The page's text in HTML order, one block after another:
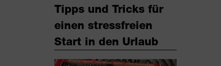
Tipps und Tricks für
einen stressfreien
Start in den Urlaub